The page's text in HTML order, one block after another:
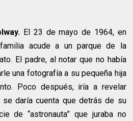
El 23 de mayo de 1964, en
acude a un parque de la
El padre, al notar que no había
una fotografía a su pequeña hija
Poco después, iría a revelar
daría cuenta que detrás de su
de “astronauta” que juraba no